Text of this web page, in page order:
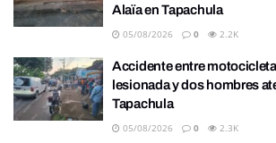
Alaïa en Tapachula
05/08/2026 0 2.2K
Accidente entre
lesionada y dos hombres
Tapachula
05/08/2026 0 2.3K